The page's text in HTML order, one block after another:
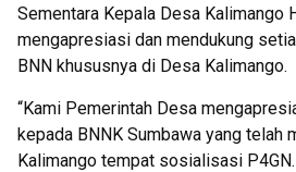
Sementara Kepala Desa Kalimango
mengapresiasi dan mendukung
BNN khususnya di Desa Kalimango.
“Kami Pemerintah Desa
kepada BNNK Sumbawa yang telah
Kalimango tempat sosialisasi